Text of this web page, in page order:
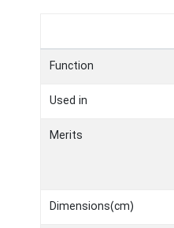
Function
Used in
Merits
Dimensions(cm)